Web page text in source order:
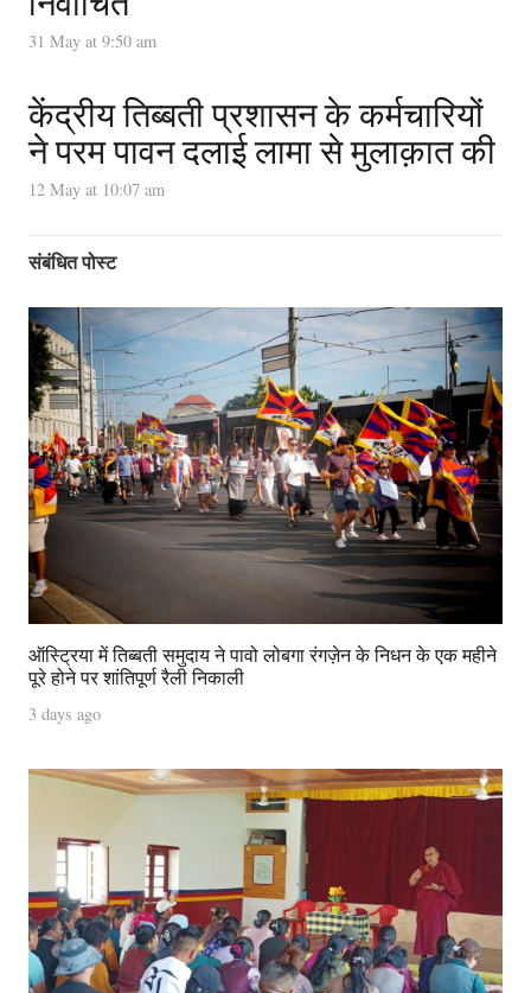
31 May at 9:50 am
केंद्रीय तिब्बती प्रशासन के कर्मचारियों
ने परम पावन दलाई लामा से मुलाक़ात की
12 May at 10:07 am
संबंधित पोस्ट
ऑस्ट्रिया में तिब्बती समुदाय ने पावो लोबगा रंगज़ेन के निधन के एक महीने
पूरे होने पर शांतिपूर्ण रैली निकाली
3 days ago